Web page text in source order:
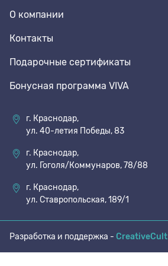
О компании
Контакты
Подарочные сертификаты
Бонусная программа VIVA
г. Краснодар,
ул. 40-летия Победы, 83
г. Краснодар,
ул. Гоголя/Коммунаров, 78/88
г. Краснодар,
ул. Ставропольская, 189/1
Разработка и поддержка - CreativeCult
8 den
Полустельки
Растяжитель и Очиститель
Рожки